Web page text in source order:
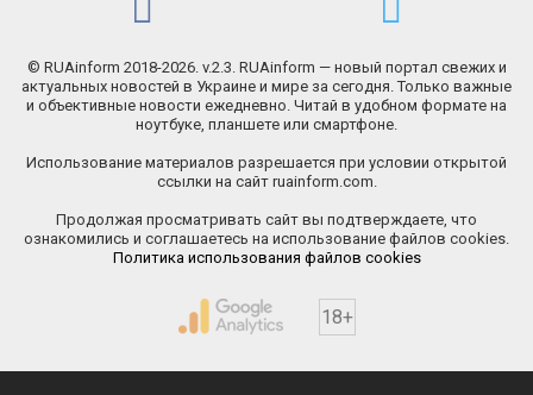
© RUAinform 2018-2026. v.2.3. RUAinform — новый портал свежих и
актуальных новостей в Украине и мире за сегодня. Только важные
и объективные новости ежедневно. Читай в удобном формате на
ноутбуке, планшете или смартфоне.
Использование материалов разрешается при условии открытой
ссылки на сайт ruainform.com.
Продолжая просматривать сайт вы подтверждаете, что
ознакомились и соглашаетесь на использование файлов cookies.
Политика использования файлов cookies
18+